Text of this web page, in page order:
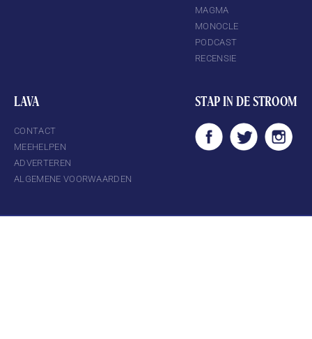
MAGMA
MONOCLE
PODCAST
RECENSIE
LAVA
CONTACT
MEEHELPEN
ADVERTEREN
ALGEMENE VOORWAARDEN
STAP IN DE STROOM